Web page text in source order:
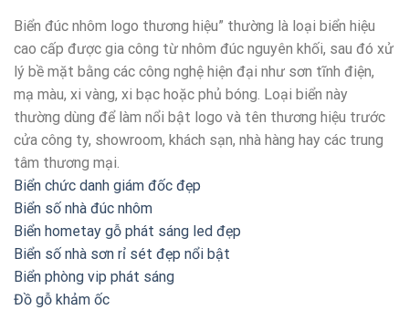
Biển đúc nhôm logo thương hiệu” thường là loại biển hiệu
cao cấp được gia công từ nhôm đúc nguyên khối, sau đó xử
lý bề mặt bằng các công nghệ hiện đại như sơn tĩnh điện,
mạ màu, xi vàng, xi bạc hoặc phủ bóng. Loại biển này
thường dùng để làm nổi bật logo và tên thương hiệu trước
cửa công ty, showroom, khách sạn, nhà hàng hay các trung
tâm thương mại.
Biển chức danh giám đốc đẹp
Biển số nhà đúc nhôm
Biển hometay gỗ phát sáng led đẹp
Biển số nhà sơn rỉ sét đẹp nổi bật
Biển phòng vip phát sáng
Đồ gỗ khảm ốc